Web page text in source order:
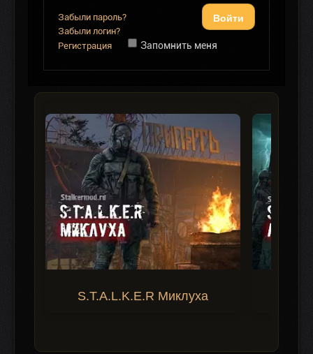
Войти
Забыли пароль?
Забыли логин?
Регистрация
Запомнить меня
S.T.A.L.K.E.R Миклуха